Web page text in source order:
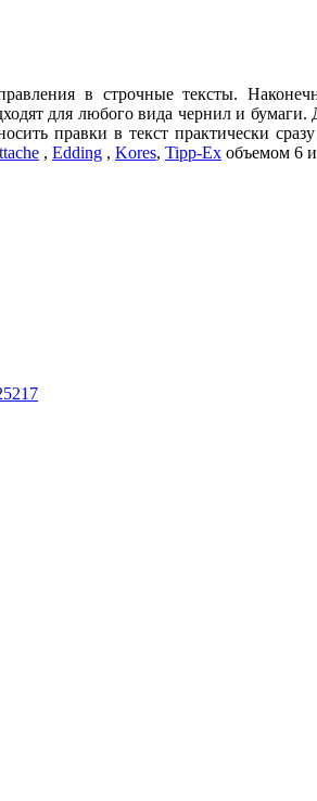
в строчные тексты.
для любого вида чернил и бумаги.
правки в текст практически
, Edding , Kores, Tipp-Ex объемом 6